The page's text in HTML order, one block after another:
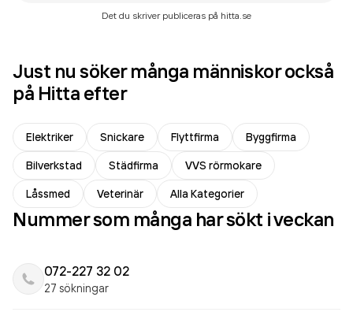
Det du skriver publiceras på hitta.se
Just nu söker många människor också
på Hitta efter
Elektriker Snickare Flyttfirma
Byggfirma
Bilverkstad
Städfirma
VVS rörmokare
Låssmed
Veterinär Alla Kategorier
Nummer som många har sökt i veckan
072-227 32 02
27 sökningar